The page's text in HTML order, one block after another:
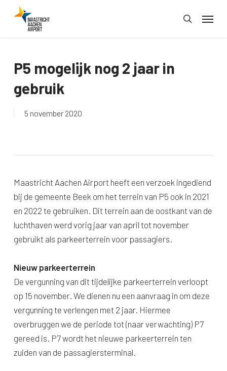
search
Menu
P5 mogelijk nog 2 jaar in
gebruik
5 november 2020
Maastricht Aachen Airport heeft een verzoek ingediend
bij de gemeente Beek om het terrein van P5 ook in 2021
en 2022 te gebruiken. Dit terrein aan de oostkant van de
luchthaven werd vorig jaar van april tot november
gebruikt als parkeerterrein voor passagiers.
Nieuw parkeerterrein
De vergunning van dit tijdelijke parkeerterrein verloopt
op 15 november. We dienen nu een aanvraag in om deze
vergunning te verlengen met 2 jaar. Hiermee
overbruggen we de periode tot (naar verwachting) P7
gereed is. P7 wordt het nieuwe parkeerterrein ten
zuiden van de passagiersterminal.